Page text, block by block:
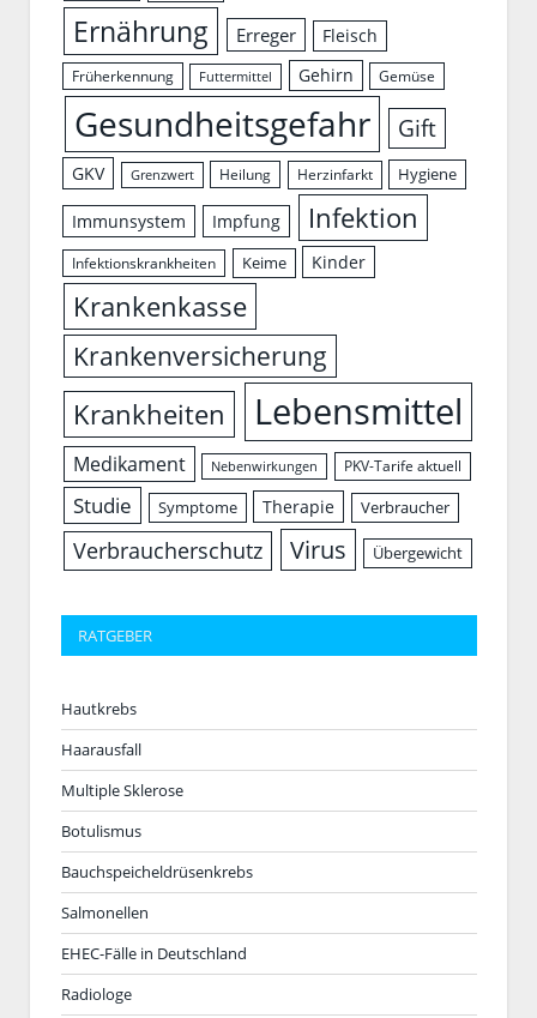
Ernährung Erreger Fleisch
Früherkennung Futtermittel Gehirn Gemüse
Gesundheitsgefahr Gift
GKV Grenzwert Heilung Herzinfarkt Hygiene
Immunsystem Impfung Infektion
Infektionskrankheiten Keime Kinder
Krankenkasse
Krankenversicherung
Krankheiten Lebensmittel
Medikament Nebenwirkungen PKV-Tarife aktuell
Studie Symptome Therapie Verbraucher
Verbraucherschutz Virus Übergewicht
RATGEBER
Hautkrebs
Haarausfall
Multiple Sklerose
Botulismus
Bauchspeicheldrüsenkrebs
Salmonellen
EHEC-Fälle in Deutschland
Radiologe